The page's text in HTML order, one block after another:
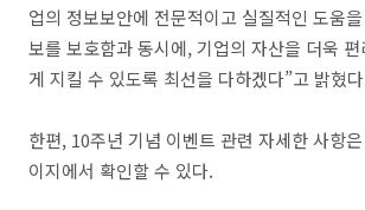
업의 정보보안에 전문적이고 실질적인 도움
보를 보호함과 동시에, 기업의 자산을 더욱
게 지킬 수 있도록 최선을 다하겠다”고 밝혔
한편, 10주년 기념 이벤트 관련 자세한 사항
이지에서 확인할 수 있다.